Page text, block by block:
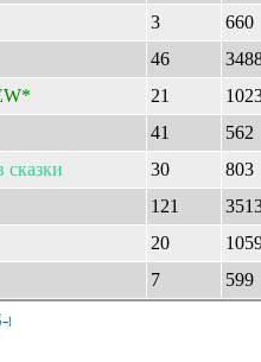
3 660
46
21
41 562
сказки 30 803
121
20
7 599